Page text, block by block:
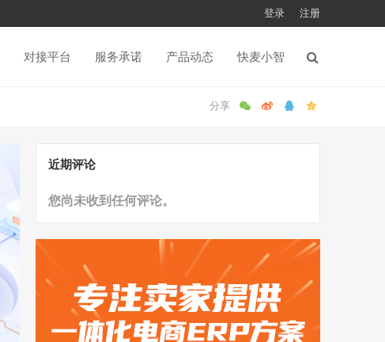
登录 注册
对接平台 服务承诺 产品动态 快麦小智
近期评论
您尚未收到任何评论。